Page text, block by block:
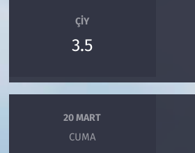
ÇIY
3.5
20 MART
CUMA